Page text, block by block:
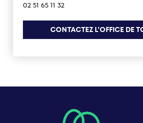
02 51 65 11 32
CONTACTEZ L’OFFICE DE